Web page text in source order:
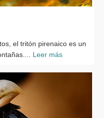
el tritón pirenaico es un
Leer más